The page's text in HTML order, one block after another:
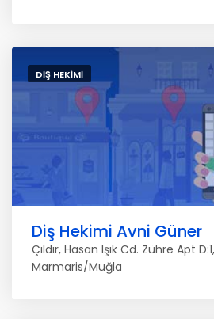
DIŞ HEKIMI
Diş Hekimi Avni Güner
Çıldır, Hasan Işık Cd. Zühre Apt
Marmaris/Muğla